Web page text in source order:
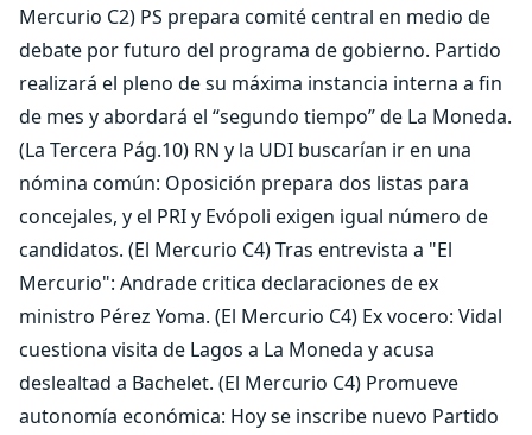
Mercurio C2) PS prepara comité central en medio de
debate por futuro del programa de gobierno. Partido
realizará el pleno de su máxima instancia interna a fin
de mes y abordará el “segundo tiempo” de La Moneda.
(La Tercera Pág.10) RN y la UDI buscarían ir en una
nómina común: Oposición prepara dos listas para
concejales, y el PRI y Evópoli exigen igual número de
candidatos. (El Mercurio C4) Tras entrevista a "El
Mercurio": Andrade critica declaraciones de ex
ministro Pérez Yoma. (El Mercurio C4) Ex vocero: Vidal
cuestiona visita de Lagos a La Moneda y acusa
deslealtad a Bachelet. (El Mercurio C4) Promueve
autonomía económica: Hoy se inscribe nuevo Partido